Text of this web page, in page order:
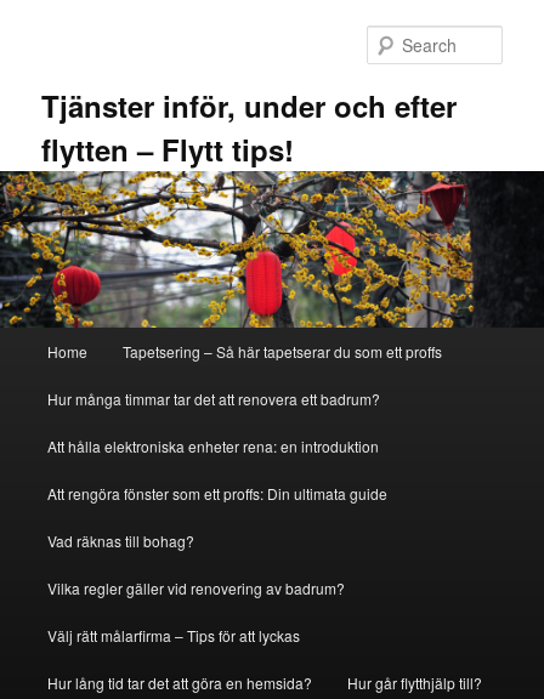
Tjänster inför, under och efter
flytten – Flytt tips!
Home Tapetsering – Så här tapetserar du som ett proffs
Hur många timmar tar det att renovera ett badrum?
Att hålla elektroniska enheter rena: en introduktion
Att rengöra fönster som ett proffs: Din ultimata guide
Vad räknas till bohag?
Vilka regler gäller vid renovering av badrum?
Välj rätt målarfirma – Tips för att lyckas
Hur lång tid tar det att göra en hemsida? Hur går flytthjälp till?